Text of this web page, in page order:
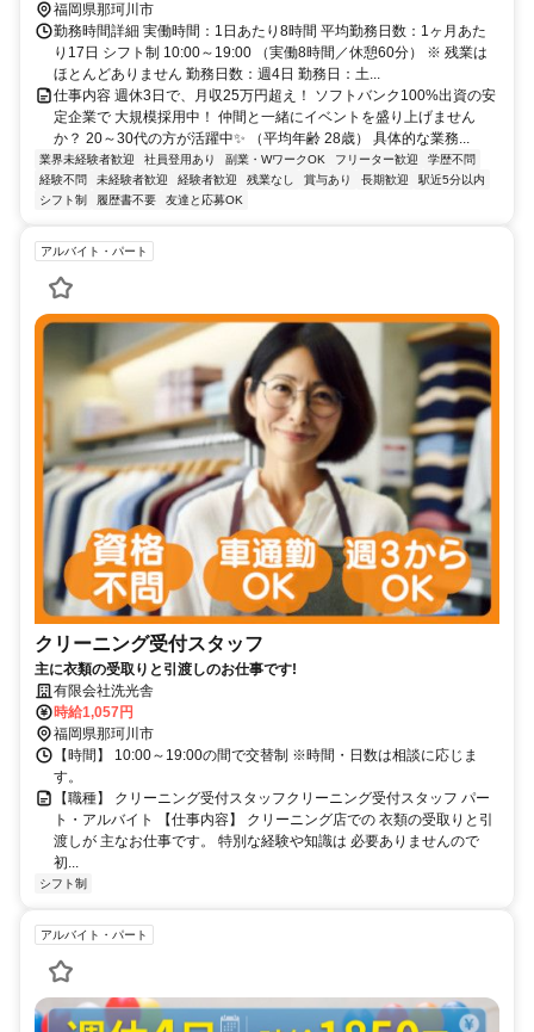
福岡県那珂川市
勤務時間詳細 実働時間：1日あたり8時間 平均勤務日数：1ヶ月あた
り17日 シフト制 10:00～19:00 （実働8時間／休憩60分） ※ 残業は
ほとんどありません 勤務日数：週4日 勤務日：土...
仕事内容 週休3日で、月収25万円超え！ ソフトバンク100%出資の安
定企業で 大規模採用中！ 仲間と一緒にイベントを盛り上げません
か？ 20～30代の方が活躍中✨ （平均年齢 28歳） 具体的な業務...
業界未経験者歓迎 社員登用あり 副業・WワークOK フリーター歓迎
学歴不問
経験不問
未経験者歓迎 経験者歓迎 残業なし 賞与あり 長期歓迎
駅近5分以内
シフト制
履歴書不要 友達と応募OK
アルバイト・パート
クリーニング受付スタッフ
主に衣類の受取りと引渡しのお仕事です!
有限会社洗光舎
時給1,057円
福岡県那珂川市
【時間】 10:00～19:00の間で交替制 ※時間・日数は相談に応じま
す。
【職種】 クリーニング受付スタッフクリーニング受付スタッフ パー
ト・アルバイト 【仕事内容】 クリーニング店での 衣類の受取りと引
渡しが 主なお仕事です。 特別な経験や知識は 必要ありませんので
初...
シフト制
アルバイト・パート